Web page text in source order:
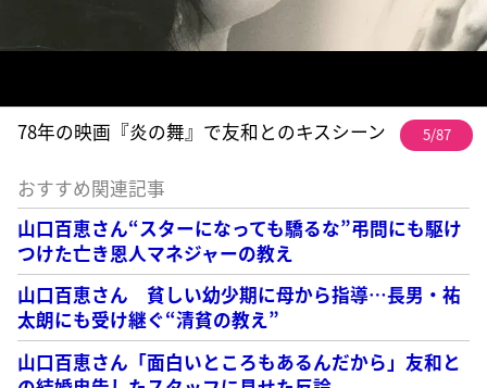
78年の映画『炎の舞』で友和とのキスシーン 5/87
おすすめ関連記事
山口百恵さん“スターになっても驕るな”弔問にも駆け
つけた亡き恩人マネジャーの教え
山口百恵さん 貧しい幼少期に母から指導…長男・祐
太朗にも受け継ぐ“清貧の教え”
山口百恵さん「面白いところもあるんだから」友和と